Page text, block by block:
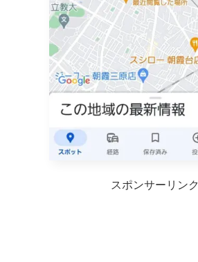
スポンサーリンク